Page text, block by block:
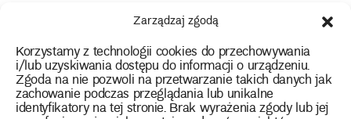
Zarządzaj zgodą
Korzystamy z technologii cookies do przechowywania
i/lub uzyskiwania dostępu do informacji o urządzeniu.
Zgoda na nie pozwoli na przetwarzanie takich danych jak
zachowanie podczas przeglądania lub unikalne
identyfikatory na tej stronie. Brak wyrażenia zgody lub jej
Dla osób o specjalnych potrzebach
Kontakt
instagram
twitterfacebookyoutube
tiktok